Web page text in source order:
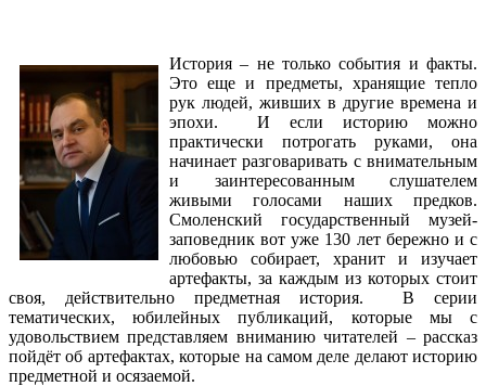
История – не только события и факты.
Это еще и предметы, хранящие тепло
рук людей, живших в другие времена и
эпохи. И если историю можно
практически потрогать руками, она
начинает разговаривать с внимательным
и заинтересованным слушателем
живыми голосами наших предков.
Смоленский государственный музей-
заповедник вот уже 130 лет бережно и с
любовью собирает, хранит и изучает
артефакты, за каждым из которых стоит
своя, действительно предметная история. В серии
тематических, юбилейных публикаций, которые мы с
удовольствием представляем вниманию читателей – рассказ
пойдёт об артефактах, которые на самом деле делают историю
предметной и осязаемой.